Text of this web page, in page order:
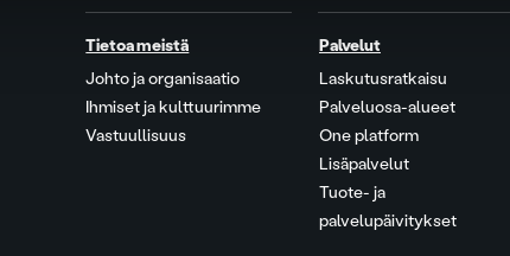
Tietoa meistä
Johto ja organisaatio
Ihmiset ja kulttuurimme
Vastuullisuus
Palvelut
Laskutusratkaisu
Palveluosa-alueet
One platform
Lisäpalvelut
Tuote- ja
palvelupäivitykset